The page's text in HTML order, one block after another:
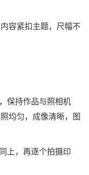
容紧扣主题，尺幅不
保持作品与照相机
均匀，成像清晰，图
上，再逐个拍摄印